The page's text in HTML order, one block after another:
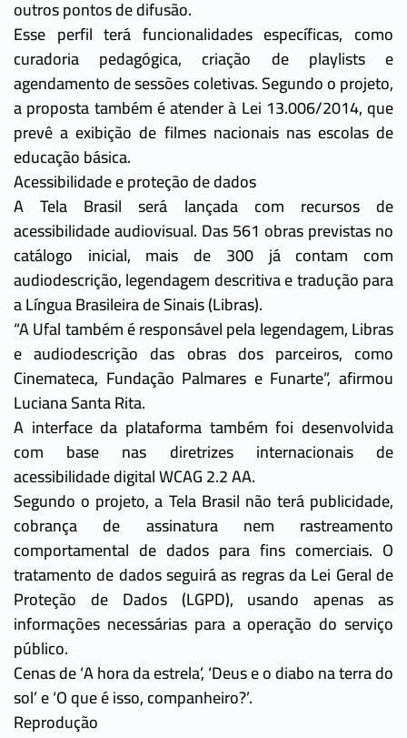
outros pontos de difusão.
Esse perfil terá funcionalidades específicas, como
curadoria pedagógica, criação de playlists e
agendamento de sessões coletivas. Segundo o projeto,
a proposta também é atender à Lei 13.006/2014, que
prevê a exibição de filmes nacionais nas escolas de
educação básica.
Acessibilidade e proteção de dados
A Tela Brasil será lançada com recursos de
acessibilidade audiovisual. Das 561 obras previstas no
catálogo inicial, mais de 300 já contam com
audiodescrição, legendagem descritiva e tradução para
a Língua Brasileira de Sinais (Libras).
“A Ufal também é responsável pela legendagem, Libras
e audiodescrição das obras dos parceiros, como
Cinemateca, Fundação Palmares e Funarte”, afirmou
Luciana Santa Rita.
A interface da plataforma também foi desenvolvida
com base nas diretrizes internacionais de
acessibilidade digital WCAG 2.2 AA.
Segundo o projeto, a Tela Brasil não terá publicidade,
cobrança de assinatura nem rastreamento
comportamental de dados para fins comerciais. O
tratamento de dados seguirá as regras da Lei Geral de
Proteção de Dados (LGPD), usando apenas as
informações necessárias para a operação do serviço
público.
Cenas de ‘A hora da estrela’, ‘Deus e o diabo na terra do
sol’ e ‘O que é isso, companheiro?’.
Reprodução